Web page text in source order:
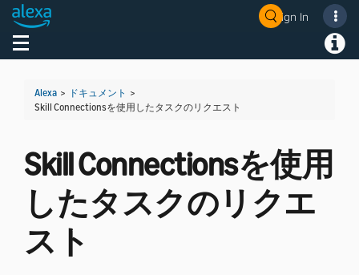
Sign In
Toggle navigation
Alexa > ドキュメント >
Skill Connectionsを使用したタスクのリクエスト
Skill Connectionsを使用
したタスクのリクエ
スト
Welcome! Ask the DevAssistant